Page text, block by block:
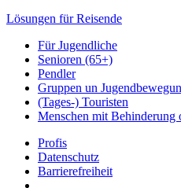
Lösungen für Reisende
Für Jugendliche
Senioren (65+)
Pendler
Gruppen un
(Tages-) Touristen
Menschen mit Behinderung
Profis
Datenschutz
Barrierefreiheit